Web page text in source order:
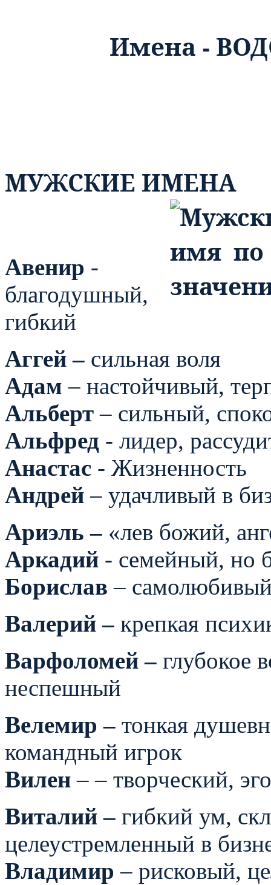
Имена -
МУЖСКИЕ ИМЕНА
Авенир -
благодушный,
гибкий
Аггей – сильная воля
Адам – настойчивый,
Альберт – сильный,
Альфред - лидер,
Анастас - Жизненность
Андрей – удачливый в
Ариэль – «лев божий,
Аркадий - семейный, но
Борислав –
Валерий – крепкая
Варфоломей – глубокое
неспешный
Велемир – тонкая
командный игрок
Вилен – – творческий,
Виталий – гибкий ум,
целеустремленный в
Владимир – рисковый,